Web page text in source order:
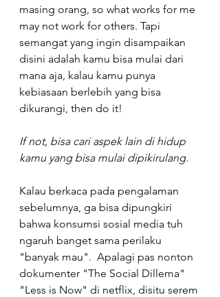
masing orang, so what works for me
may not work for others. Tapi
semangat yang ingin disampaikan
disini adalah kamu bisa mulai dari
mana aja, kalau kamu punya
kebiasaan berlebih yang bisa
dikurangi, then do it!
If not, bisa cari aspek lain di hidup
kamu yang bisa mulai dipikirulang.⁠
Kalau berkaca pada pengalaman
sebelumnya, ga bisa dipungkiri
bahwa konsumsi sosial media tuh
ngaruh banget sama perilaku
"banyak mau".  Apalagi pas nonton
dokumenter "The Social Dillema"
"Less is Now" di netflix, disitu serem